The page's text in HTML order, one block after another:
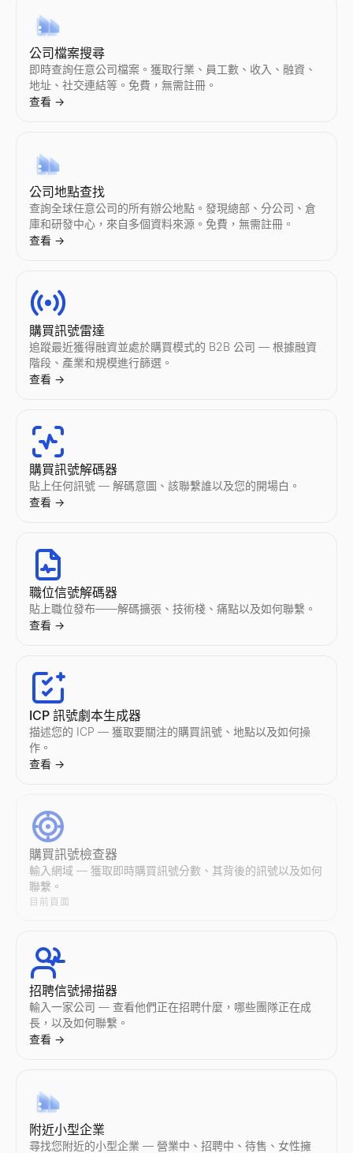
Instagram 假粉檢測
即時檢測 Instagram 假粉絲。我們的免費工具分析互動率、粉絲
查看→
Instagram 粉絲數查詢
查看→
即時計算任意 Instagram 賬號的互動率。免費獲取平均點贊數、
查看
→
查看
→
Instagram 報價計算器
尋找 Instagram 創作者
Instagram 網紅對比
並排比較任意兩位 Instagram 網紅 — 互動率、粉絲數、平均點贊
查看→
TikTok 假粉檢測
即時檢測 TikTok 假粉絲。我們的免費工具分析互動率、粉絲質量
查看→
TikTok 粉絲數查詢
查看→
即時計算任意 TikTok 賬號的互動率。免費獲取平均點贊數、播放
查看
→
查看
→
尋找 TikTok 創作者
TikTok 網紅對比
YouTube 粉絲數查詢
檢視任意 YouTube 頻道的實時訂閱者數和頻道統計。檢視訂閱者
查看→
YouTube 假粉檢測
查看→
即時計算任意 YouTube 頻道的互動率。免費獲取平均點贊數、播
查看
→
查看
→
尋找 YouTube 創作者
YouTube 網紅對比
X 個人檔案檢視器
匿名檢視公開的 X（Twitter）個人檔案 —— 無需登入。瀏覽任何
查看→
Twitter個人資料搜尋
查看→
檢視任意 Twitter/X 賬號的實時粉絲數和檔案統計。檢視粉絲、關
查看
→
查看
→
Twitter/X 審計
尋找 Twitter/X 創作者
Twitter/X 網紅對比
並排比較任意兩位 Twitter/X 網紅 — 互動率、粉絲數、平均點贊
查看→
LinkedIn 潛在客戶資格鑑定器
貼上 LinkedIn 貼文——查看作者是否是買家並獲得個性化回覆。
查看→
LinkedIn 檔案擷取器
查看→
免費的 LinkedIn 文字格式化工具。一鍵為 LinkedIn 貼文、標題
查看
→
查看
→
LinkedIn 摘要產生器
批量電子郵件驗證工具
免費驗證大量電子郵件清單 — 即時移除無效、一次性及垃圾郵件
查看→
反向電子郵件查詢
查看→
使用 AI 生成個人化 B2B 冷郵件——幾秒鐘即可生成主旨和正文。
查看
→
查看
→
電子郵件查找器
郵箱排列產生器
AI郵件開發引擎
Lessie AI 增強您的郵件行銷活動。輕鬆建立、傳送和追蹤高效
查看→
電子郵件地址列表
按行業和角色查詢精準的郵箱地址列表。AI 驅動的郵箱資料庫為
查看→
郵件外展
使用 AI 自動化個性化郵件外聯。Lessie 的冷郵件工具撰寫、傳
查看→
免費測試您的電子郵件主旨行。即時獲取長度、力量詞、垃圾郵
查看→
公司檔案搜尋
即時查詢任意公司檔案。獲取行業、員工數、收入、融資、
地址、社交連結等。免費，無需註冊。
查看 →
公司地點查找
查詢全球任意公司的所有辦公地點。發現總部、分公司、倉
庫和研發中心，來自多個資料來源。免費，無需註冊。
查看 →
購買訊號雷達
追蹤最近獲得融資並處於購買模式的 B2B 公司 — 根據融資
階段、產業和規模進行篩選。
查看 →
購買訊號解碼器
貼上任何訊號 — 解碼意圖、該聯繫誰以及您的開場白。
查看 →
職位信號解碼器
貼上職位發布——解碼擴張、技術棧、痛點以及如何聯繫。
查看 →
ICP 訊號劇本生成器
描述您的 ICP — 獲取要關注的購買訊號、地點以及如何操
作。
查看 →
購買訊號檢查器
輸入網域 — 獲取即時購買訊號分數、其背後的訊號以及如何
聯繫。
目前頁面
招聘信號掃描器
輸入一家公司 — 查看他們正在招聘什麼，哪些團隊正在成
長，以及如何聯繫。
查看 →
附近小型企業
尋找您附近的小型企業 — 營業中、招聘中、待售、女性擁